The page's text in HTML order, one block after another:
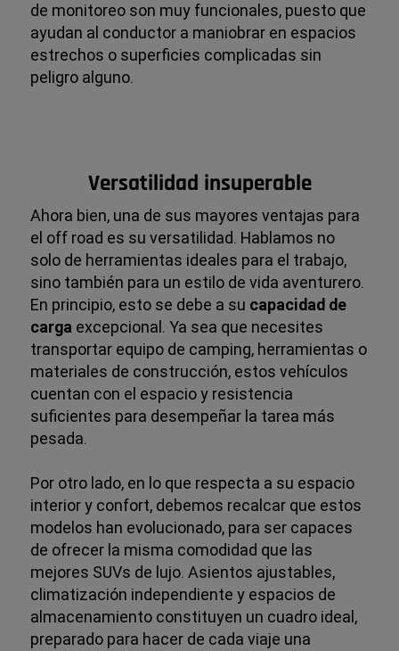
de monitoreo son muy funcionales, puesto que
ayudan al conductor a maniobrar en espacios
estrechos o superficies complicadas sin
peligro alguno.
Versatilidad insuperable
Ahora bien, una de sus mayores ventajas para
el off road es su versatilidad. Hablamos no
solo de herramientas ideales para el trabajo,
sino también para un estilo de vida aventurero.
En principio, esto se debe a su capacidad de
carga excepcional. Ya sea que necesites
transportar equipo de camping, herramientas o
materiales de construcción, estos vehículos
cuentan con el espacio y resistencia
suficientes para desempeñar la tarea más
pesada.
Por otro lado, en lo que respecta a su espacio
interior y confort, debemos recalcar que estos
modelos han evolucionado, para ser capaces
de ofrecer la misma comodidad que las
mejores SUVs de lujo. Asientos ajustables,
climatización independiente y espacios de
almacenamiento constituyen un cuadro ideal,
preparado para hacer de cada viaje una